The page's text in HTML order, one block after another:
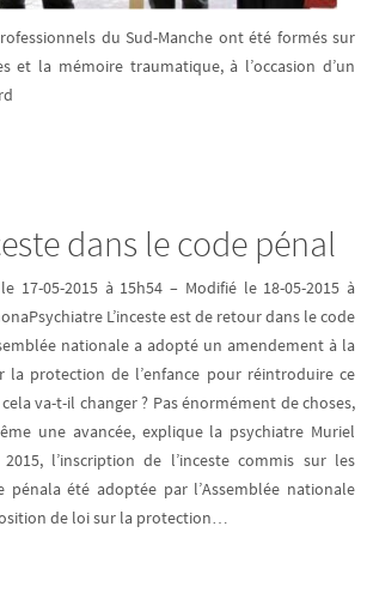
du Sud-Manche ont été formés sur
et la mémoire traumatique, à l’occasion d’un
dans le code pénal
17-05-2015 à 15h54 – Modifié le 18-05-2015 à
L’inceste est de retour dans le code
nationale a adopté un amendement à la
protection de l’enfance pour réintroduire ce
va-t-il changer ? Pas énormément de choses,
une avancée, explique la psychiatre Muriel
l’inscription de l’inceste commis sur les
pénala été adoptée par l’Assemblée nationale
de loi sur la protection…